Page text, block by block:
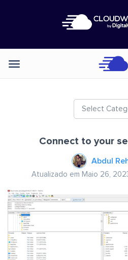
Categories
Select
Connect to your
Abdul
Atualizado em Maio 26,